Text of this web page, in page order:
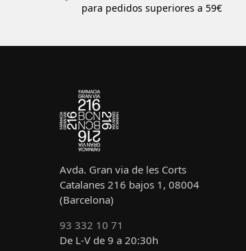
para pedidos superiores a 59€
Avda. Gran via de les Corts
Catalanes 216 bajos 1, 08004
(Barcelona)
93 332 10 71
De L-V de 9 a 20:30h